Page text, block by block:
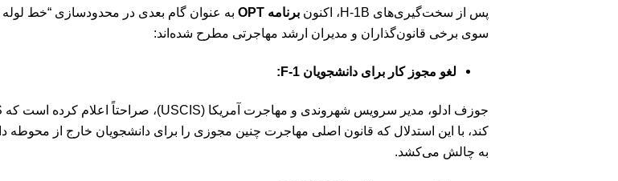
پس از سخت‌گیری‌های H-1B، اکنون برنامه OPT
به عنوان گام بعدی در محدودسازی “خط لوله
سوی برخی قانون‌گذاران و مدیران ارشد مهاجرتی مطرح شده‌اند:
لغو مجوز کار برای دانشجویان F-1:
به چالش می‌کشد.